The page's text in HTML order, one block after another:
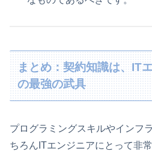
まとめ：契約知識は、IT
の最強の武具
プログラミングスキルやインフ
ちろんITエンジニアにとって非